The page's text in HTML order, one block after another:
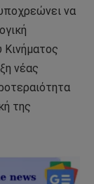
να
Κινήματος
νέας
της